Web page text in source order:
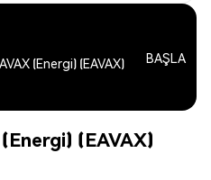
(Energi) (EAVAX)
BAŞLA
(EAVAX)